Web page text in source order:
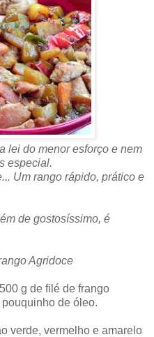
lei do menor esforço e nem
especial.
Um rango rápido, prático e
de gostosíssimo, é
Agridoce
g de filé de frango
de óleo.
verde, vermelho e amarelo